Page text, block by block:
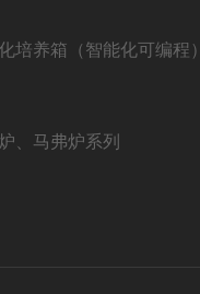
培养箱（智能化可编程）
、马弗炉系列